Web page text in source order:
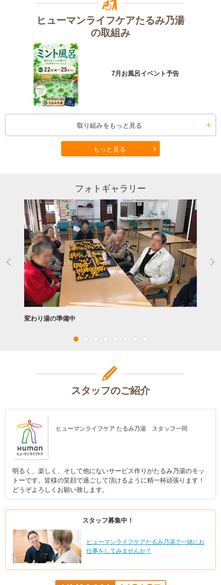
ヒューマンライフケアたるみ乃湯
の取組み
7月お風呂イベント予告
取り組みをもっと見る
もっと見る
フォトギャラリー
変わり湯の準備中
スタッフのご紹介
ヒューマンライフケア たるみ乃湯 スタッフ一同
明るく、楽しく、そして他にないサービス作りがたるみ乃湯のモッ
トーです。皆様の笑顔で過ごして頂けるように精一杯頑張ります！
どうぞよろしくお願い致します。
スタッフ募集中！
ヒューマンライフケアたるみ乃湯で一緒にお
仕事をしてみませんか？